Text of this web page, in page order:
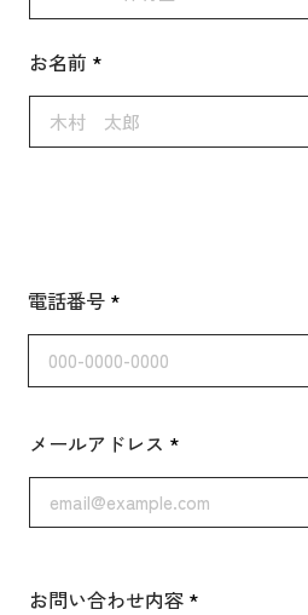
お問い合わせ内容
電話番号
メールアドレス
お名前